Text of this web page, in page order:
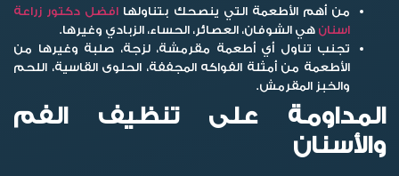
من أهم الأطعمة التي ينصحك بتناولها افضل دكتور زراعة
اسنان هي الشوفان، العصائر، الحساء، الزبادي وغيرها.
تجنب تناول أي أطعمة مقرمشة، لزجة، صلبة وغيرها من
الأطعمة من أمثلة الفواكه المجففة، الحلوى القاسية، اللحم
والخبز المقرمش.
المداومة على تنظيف الفم
والأسنان